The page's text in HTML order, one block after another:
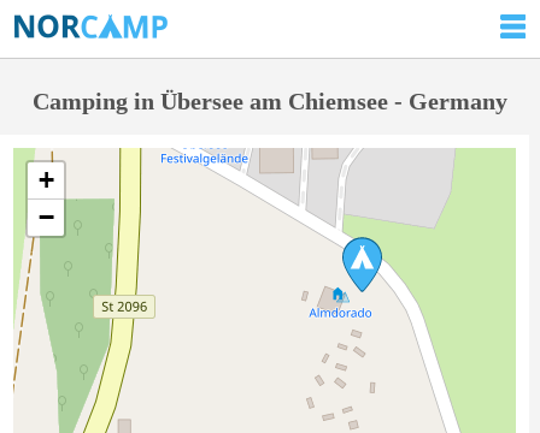
Camping in Übersee am Chiemsee - Germany
+
−